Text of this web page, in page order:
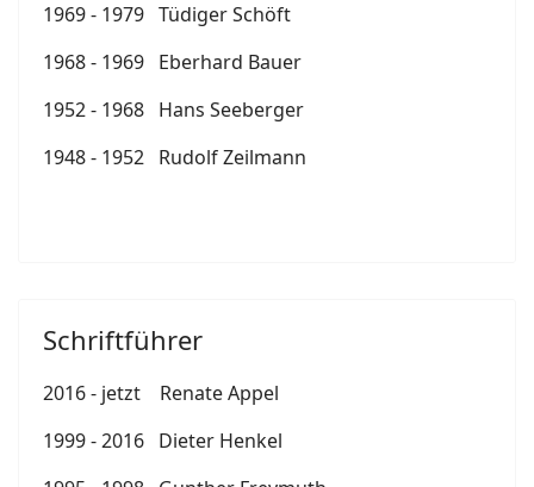
1969 - 1979 Tüdiger Schöft
1968 - 1969 Eberhard Bauer
1952 - 1968 Hans Seeberger
1948 - 1952 Rudolf Zeilmann
Schriftführer
2016 - jetzt Renate Appel
1999 - 2016 Dieter Henkel